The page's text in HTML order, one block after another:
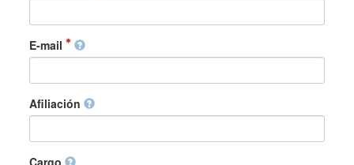
E-mail
Afiliación
Cargo